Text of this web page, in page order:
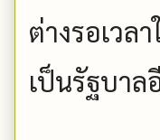
ต่างรอเวล
เป็นรัฐบาล